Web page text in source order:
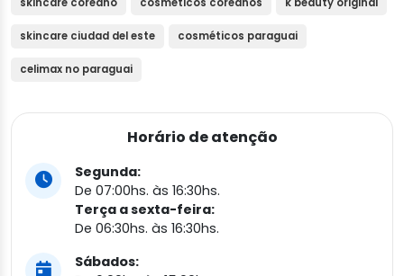
skincare ciudad del este cosméticos paraguai
celimax no paraguai
Horário de atenção
Segunda:
De 07:00hs. às 16:30hs.
Terça a sexta-feira:
De 06:30hs. às 16:30hs.
Sábados: